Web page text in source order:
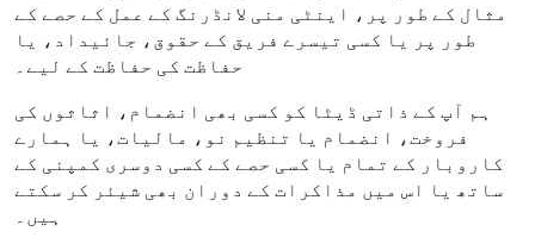
مثال کے طور پر، اینٹی منی لانڈرنگ کے عمل کے حصے کے
طور پر یا کسی تیسرے فریق کے حقوق، جائیداد، یا
حفاظت کی حفاظت کے لیے۔
ہم آپ کے ذاتی ڈیٹا کو کسی بھی انضمام، اثاثوں کی
فروخت، انضمام یا تنظیم نو، مالیات، یا ہمارے
کاروبار کے تمام یا کسی حصے کے کسی دوسری کمپنی کے
ساتھ یا اس میں مذاکرات کے دوران بھی شیئر کر سکتے
ہیں۔